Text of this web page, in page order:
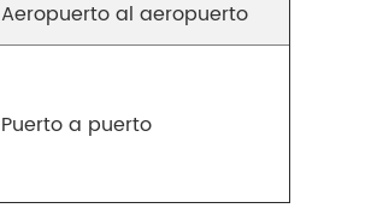
Aeropuerto al aeropuerto
Puerto a puerto